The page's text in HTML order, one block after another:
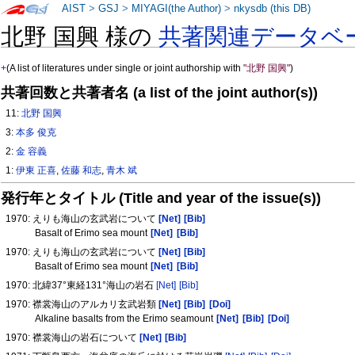
北野 国興 様の共著関連データベ
+(A list of literatures under single or joint authorship with"北野 国興")
共著回数と共著者名 (a list of the joint author(s))
11:北野 国興
3:本多 俊克
2:金 容義
1:伊東 正喜,佐藤 和志,青木 斌
発行年とタイトル (Title and year of the issue(s))
1970: えりも海山の玄武岩について [Net] [Bib]
Basalt of Erimo sea mount [Net]
[Bib]
1970: えりも海山の玄武岩について [Net] [Bib]
Basalt of Erimo sea mount [Net]
[Bib]
1970: 北緯37°東経131°海山の岩石 [Net] [Bib]
1970: 襟裳海山のアルカリ玄武岩類 [Net] [Bib]
[Doi]
Alkaline basalts from the Erimo seamount [Net] [Bib]
[Doi]
1970: 襟裳海山の岩石について [Net] [Bib]
AIST >GSJ > MIYAGI(the Author) >nkysdb (this DB)